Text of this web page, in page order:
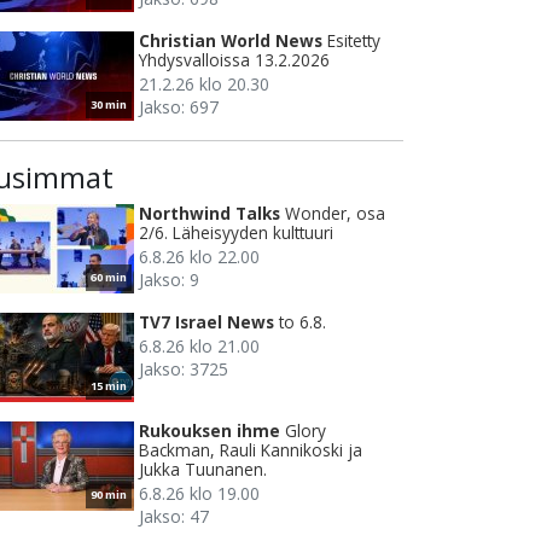
30 min
Christian World News Esitetty
Yhdysvalloissa 13.2.2026
21.2.26 klo 20.30
Jakso: 697
60 min
Northwind Talks Wonder, osa
2/6. Läheisyyden kulttuuri
6.8.26 klo 22.00
Jakso: 9
15 min
TV7 Israel News to 6.8.
6.8.26 klo 21.00
Jakso: 3725
90 min
Rukouksen ihme Glory
Backman, Rauli Kannikoski ja
Jukka Tuunanen.
6.8.26 klo 19.00
Jakso: 47